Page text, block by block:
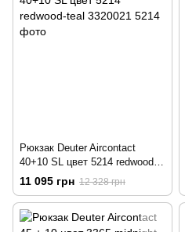
Рюкзак Deuter Aircontact
40+10 SL цвет 5214 redwood-
teal
11 095 грн 12 328 грн